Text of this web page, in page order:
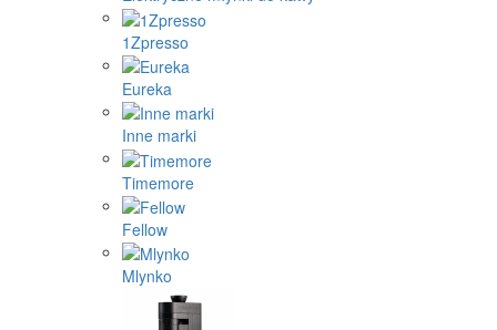
1Zpresso
Eureka
Inne marki
Timemore
Fellow
Mlynko